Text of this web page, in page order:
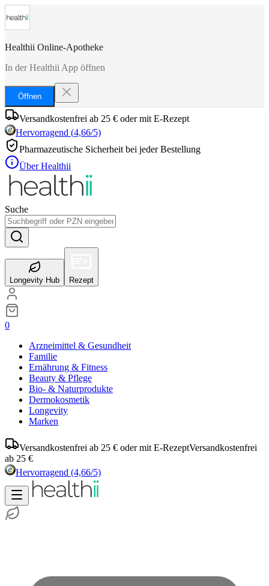
Healthii Online-Apotheke
In der Healthii App öffnen
Öffnen
Versandkostenfrei ab 25 € oder mit E-Rezept
Hervorragend (4,66/5)
Pharmazeutische Sicherheit bei jeder Bestellung
Über Healthii
Suche
Longevity Hub Rezept
0
Arzneimittel & Gesundheit
Familie
Ernährung & Fitness
Beauty & Pflege
Bio- & Naturprodukte
Dermokosmetik
Longevity
Marken
Versandkostenfrei ab 25 € oder mit E-RezeptVersandkostenfrei
ab 25 €
Hervorragend (4,66/5)